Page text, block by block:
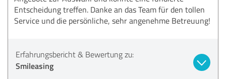
Entscheidung treffen. Danke an das Team für den tollen
Service und die persönliche, sehr angenehme Betreuung!
Erfahrungsbericht & Bewertung zu:
Smileasing